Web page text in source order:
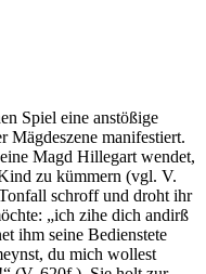
Spiel eine anstößige
Mägdeszene manifestiert.
Magd Hillegart wendet,
zu kümmern (vgl. V.
schroff und droht ihr
„ich zihe dich andirß
ihm seine Bedienstete
du mich wollest